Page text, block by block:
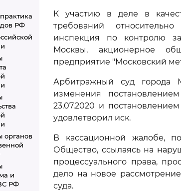
РФ
органов
и
РФ
К участию в деле в
требований
инспекция по контролю
Москвы, акционерное
предприятие "Московский
Арбитражный суд города
изменения
23.07.2020 и
удовлетворил иск.
В кассационной жалобе,
Общество, ссылаясь на
процессуального права,
дело на новое
суда.